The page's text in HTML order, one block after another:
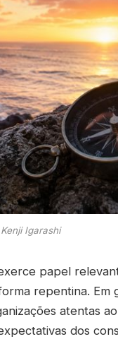
Igarashi
papel
repentina. Em
atentas
dos